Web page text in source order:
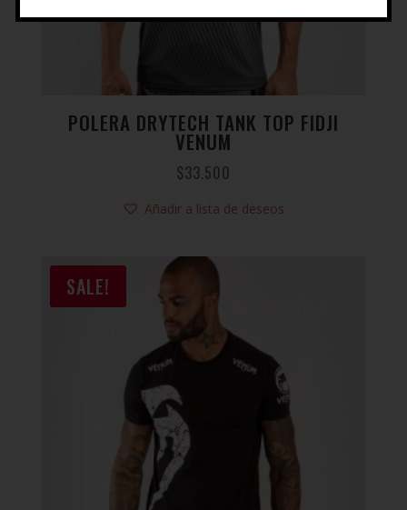
POLERA DRYTECH TANK TOP FIDJI
VENUM
$33.500
Añadir a lista de deseos
SALE!